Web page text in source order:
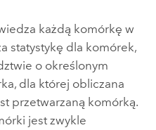
każdą komórkę w
statystykę dla komórek,
o określonym
dla której obliczana
przetwarzaną komórką.
jest zwykle